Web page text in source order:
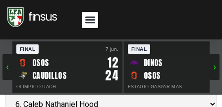
‹
FINAL 7 jun.
OSOS 12
CAUDILLOS 24
OLÍMPICO UACH
FINAL
DINOS
OSOS
ESTADIO GASPAR MAS
›